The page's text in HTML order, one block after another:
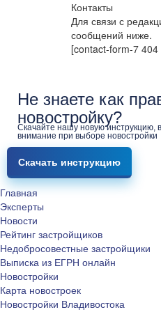
Контакты
Для связи с
сообщений ниже.
[contact-form-7
Не знаете как
новостройку?
Скачайте нашу новую инструкцию,
внимание при выборе новостройки
Скачать инструкцию
Главная
Эксперты
Новости
Рейтинг застройщиков
Недобросовестные застройщики
Выписка из ЕГРН онлайн
Новостройки
Карта новостроек
Новостройки Владивостока